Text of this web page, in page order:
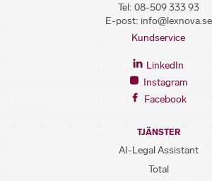
Tel: 08-509 333 93
E-post: info@lexnova.se
Kundservice
LinkedIn
Instagram
Facebook
TJÄNSTER
AI-Legal Assistant
Total